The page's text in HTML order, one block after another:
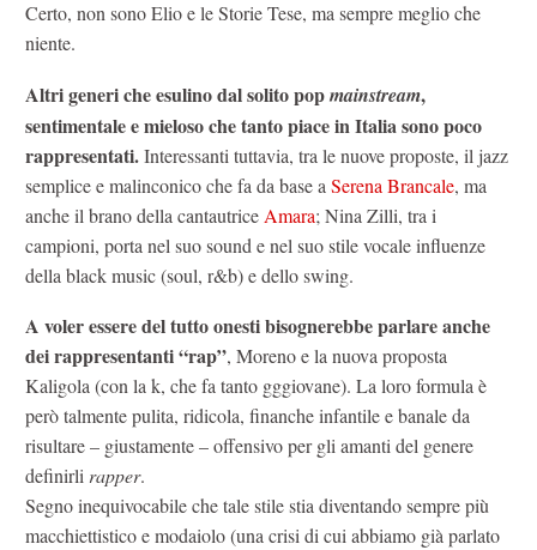
Certo, non sono Elio e le Storie Tese, ma sempre meglio che
niente.
Altri generi che esulino dal solito popmainstream,
sentimentale e mieloso che tanto piace in Italia sono poco
rappresentati.Interessanti tuttavia, tra le nuove proposte, il jazz
semplice e malinconico che fa da base a Serena Brancale, ma
anche il brano della cantautrice Amara; Nina Zilli, tra i
campioni, porta nel suo sound e nel suo stile vocale influenze
della black music (soul, r&b) e dello swing.
A voler essere del tutto onesti bisognerebbe parlare anche
dei rappresentanti “rap”, Moreno e la nuova proposta
Kaligola (con la k, che fa tanto gggiovane). La loro formula è
però talmente pulita, ridicola, finanche infantile e banale da
risultare – giustamente – offensivo per gli amanti del genere
definirlirapper.
Segno inequivocabile che tale stile stia diventando sempre più
macchiettistico e modaiolo (una crisi di cui abbiamo già parlato